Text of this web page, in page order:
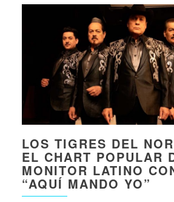
LOS TIGRES DEL
EL CHART POPULAR
MONITOR LATINO
“AQUÍ MANDO YO”